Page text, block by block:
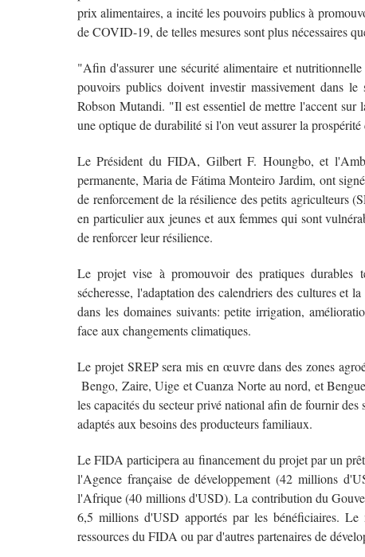
prix alimentaires, a incité les pouvoirs publics à
de COVID-19, de telles mesures sont plus nécessaires
"Afin d'assurer une sécurité alimentaire et
pouvoirs publics doivent investir massivement dans
Robson Mutandi. "Il est essentiel de mettre l'accent
une optique de durabilité si l'on veut assurer la
Le Président du FIDA, Gilbert F. Houngbo, et
permanente, Maria de Fátima Monteiro Jardim, ont
de renforcement de la résilience des petits agriculteurs
en particulier aux jeunes et aux femmes qui sont
de renforcer leur résilience.
Le projet vise à promouvoir des pratiques durables
sécheresse, l'adaptation des calendriers des cultures et
dans les domaines suivants: petite irrigation,
face aux changements climatiques.
Le projet SREP sera mis en œuvre dans des zones
Bengo, Zaire, Uige et Cuanza Norte au nord, et
les capacités du secteur privé national afin de fournir
adaptés aux besoins des producteurs familiaux.
Le FIDA participera au financement du projet par un
l'Agence française de développement (42 millions
l'Afrique (40 millions d'USD). La contribution du
6,5 millions d'USD apportés par les bénéficiaires.
ressources du FIDA ou par d'autres partenaires de